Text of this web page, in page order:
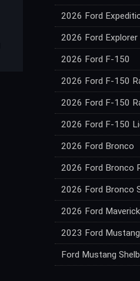
2026 Ford
2026 Ford Explorer
2026 Ford F-150
2026 Ford F-150
2026 Ford F-150
2026 Ford F-150
2026 Ford Bronco
2026 Ford Bronco
2026 Ford Bronco
2026 Ford Maverick
2023 Ford
Ford Mustang